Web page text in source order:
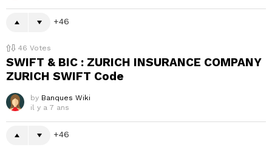
46
46 Votes
SWIFT & BIC : ZURICH INSURANCE COMPANY
ZURICH SWIFT Code
by Banques Wiki
il y a 7 ans
46